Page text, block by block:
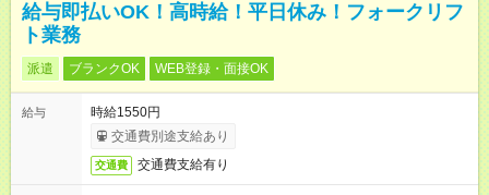
給与即払いOK！高時給！平日休み！フォークリフ
ト業務
派遣 ブランクOK WEB登録・面接OK
給与
時給1550円
交通費別途支給あり
交通費 交通費支給有り